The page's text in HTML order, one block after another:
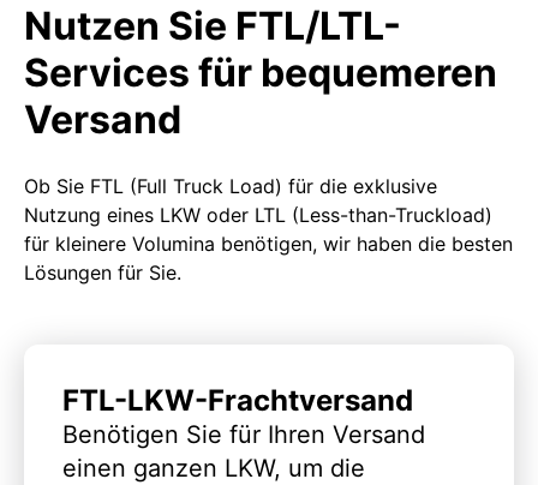
Nutzen Sie FTL/LTL-
Services für bequemeren
Versand
Ob Sie FTL (Full Truck Load) für die exklusive
Nutzung eines LKW oder LTL (Less-than-Truckload)
für kleinere Volumina benötigen, wir haben die besten
Lösungen für Sie.
FTL-LKW-Frachtversand
Benötigen Sie für Ihren Versand
einen ganzen LKW, um die